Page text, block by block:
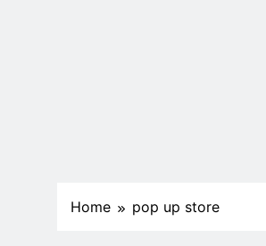
Home pop up store